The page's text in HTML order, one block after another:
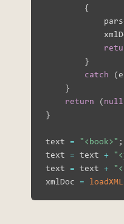
{
}
catch
(e
}
return
(null
}
text = "<book>" ;
text = text +
text = text +
xmlDoc =